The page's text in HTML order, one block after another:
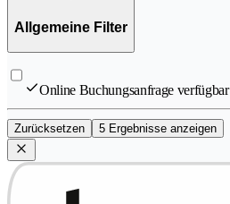
Allgemeine Filter
Online Buchungsanfrage verfügbar
Zurücksetzen 5 Ergebnisse anzeigen